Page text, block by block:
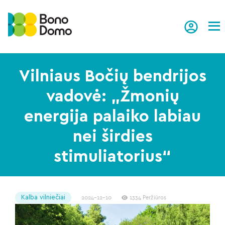
Vilniaus Bočių bendrijos
vadovė: „Žmonių
energija palaiko labiau
nei širdies
stimuliatorius“
Kalba vilniečiai 2024-12-10 1334 Peržiūros